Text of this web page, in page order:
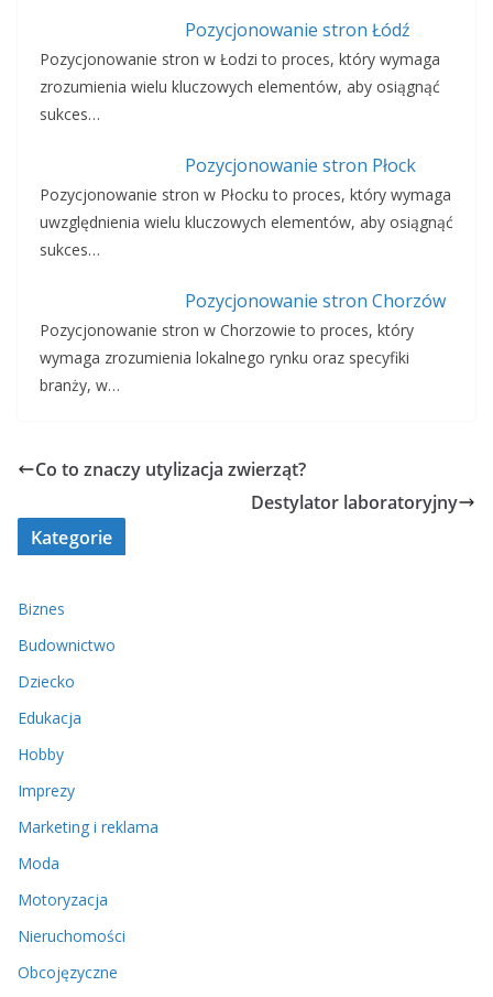
Pozycjonowanie stron Łódź
Pozycjonowanie stron w Łodzi to proces, który wymaga
zrozumienia wielu kluczowych elementów, aby osiągnąć
sukces…
Pozycjonowanie stron Płock
Pozycjonowanie stron w Płocku to proces, który wymaga
uwzględnienia wielu kluczowych elementów, aby osiągnąć
sukces…
Pozycjonowanie stron Chorzów
Pozycjonowanie stron w Chorzowie to proces, który
wymaga zrozumienia lokalnego rynku oraz specyfiki
branży, w…
Co to znaczy utylizacja zwierząt?
Destylator laboratoryjny
Kategorie
Biznes
Budownictwo
Dziecko
Edukacja
Hobby
Imprezy
Marketing i reklama
Moda
Motoryzacja
Nieruchomości
Obcojęzyczne